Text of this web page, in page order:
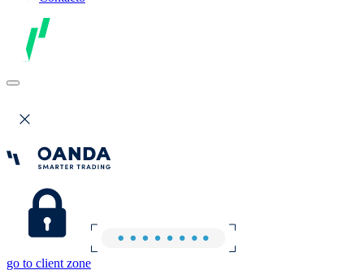
go to client zone